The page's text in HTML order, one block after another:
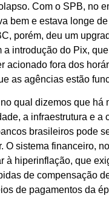
Com o SPB, no
bem e estava longe
porém, deu um
a introdução do Pix,
acionado fora dos
as agências estão
qual dizemos que há
a infraestrutura e a
brasileiros pode
O sistema financeiro,
à hiperinflação, que
de compensação
de pagamentos da